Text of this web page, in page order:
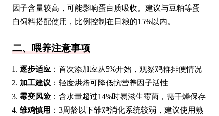
因子含量较高，可能影响蛋白质吸收。建议与豆粕等蛋
白饲料搭配使用，比例控制在日粮的15%以内。
二、喂养注意事项
逐步适应 ：首次添加应从5%开始，观察鸡群排便情况
加工建议 ：轻度烘焙可降低抗营养因子活性
霉变风险：含水量超过14%时易滋生霉菌，需干燥保存
雏鸡慎用 ：3周龄以下雏鸡消化系统较弱，建议使用熟